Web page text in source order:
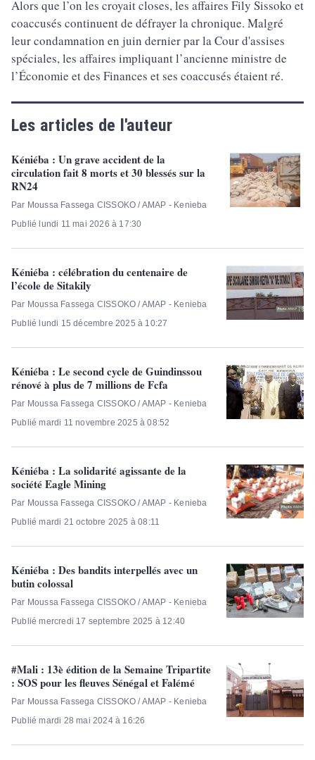
Alors que l’on les croyait closes, les affaires Fily Sissoko et
coaccusés continuent de défrayer la chronique. Malgré
leur condamnation en juin dernier par la Cour d'assises
spéciales, les affaires impliquant l’ancienne ministre de
l’Économie et des Finances et ses coaccusés étaient ré.
Les articles de l'auteur
Kéniéba : Un grave accident de la
circulation fait 8 morts et 30 blessés sur la
RN24
Par Moussa Fassega CISSOKO / AMAP - Kenieba
Publié lundi 11 mai 2026 à 17:30
Kéniéba : célébration du centenaire de
l’école de Sitakily
Par Moussa Fassega CISSOKO / AMAP - Kenieba
Publié lundi 15 décembre 2025 à 10:27
Kéniéba : Le second cycle de Guindinssou
rénové à plus de 7 millions de Fcfa
Par Moussa Fassega CISSOKO / AMAP - Kenieba
Publié mardi 11 novembre 2025 à 08:52
Kéniéba : La solidarité agissante de la
société Eagle Mining
Par Moussa Fassega CISSOKO / AMAP - Kenieba
Publié mardi 21 octobre 2025 à 08:11
Kéniéba : Des bandits interpellés avec un
butin colossal
Par Moussa Fassega CISSOKO / AMAP - Kenieba
Publié mercredi 17 septembre 2025 à 12:40
#Mali : 13è édition de la Semaine Tripartite
: SOS pour les fleuves Sénégal et Falémé
Par Moussa Fassega CISSOKO / AMAP - Kenieba
Publié mardi 28 mai 2024 à 16:26